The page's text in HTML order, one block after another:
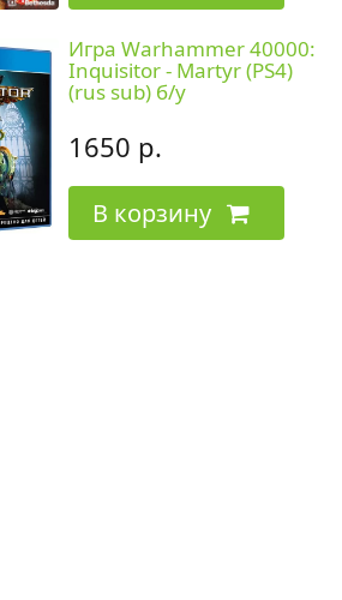
Игра Warhammer 40000:
Inquisitor - Martyr (PS4)
(rus sub) б/у
1650 р.
В корзину